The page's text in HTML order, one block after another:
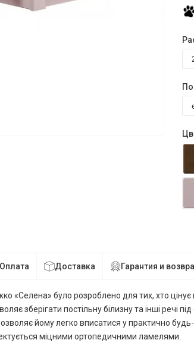
Оплата Доставка Гарантия и
«Селена» було розроблено для тих, хто
зберігати постільну білизну та інші речі
йому легко вписатися у практично
міцними ортопедичними ламелями.